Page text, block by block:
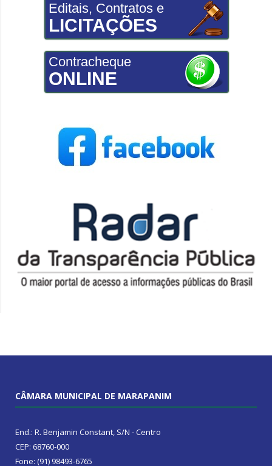
Editais, Contratos e
LICITAÇÕES
Contracheque
ONLINE
CÂMARA MUNICIPAL DE MARAPANIM
End.: R. Benjamin Constant, S/N - Centro
CEP: 68760-000
Fone: (91) 98493-6765